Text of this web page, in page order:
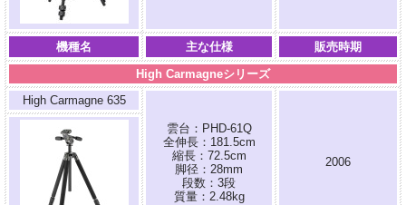
機種名 主な仕様
販売時期
High Carmagneシリーズ
High Carmagne 635
雲台：PHD-61Q
全伸長：181.5cm
縮長：72.5cm
脚径：28mm
段数：3段
質量：2.48kg
2006